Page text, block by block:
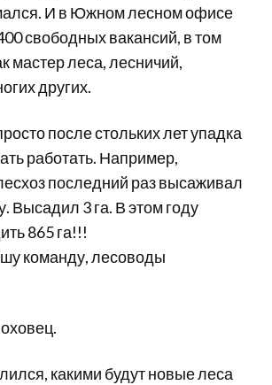
И в Южном лесном офисе
свободных вакансий, в том
мастер леса, лесничий,
других.
после стольких лет упадка
работать. Например,
последний раз высаживал
Высадил 3 га. В этом году
865 га!!!
команду, лесоводы
какими будут новые леса